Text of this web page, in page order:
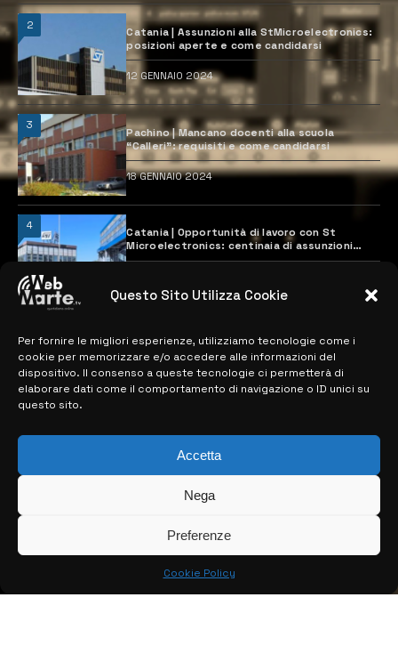
Questo Sito Utilizza Cookie
Per fornire le migliori esperienze, utilizziamo tecnologie come i
cookie per memorizzare e/o accedere alle informazioni del
dispositivo. Il consenso a queste tecnologie ci permetterà di
elaborare dati come il comportamento di navigazione o ID unici su
questo sito.
Accetta
Nega
Preferenze
Cookie Policy
2
Catania | Assunzioni alla StMicroelectronics:
posizioni aperte e come candidarsi
12 GENNAIO 2024
3
Pachino | Mancano docenti alla scuola
“Calleri”: requisiti e come candidarsi
18 GENNAIO 2024
4
Catania | Opportunità di lavoro con St
Microelectronics: centinaia di assunzioni
previste
MAPPA DEL SITO
> NOTIZIE